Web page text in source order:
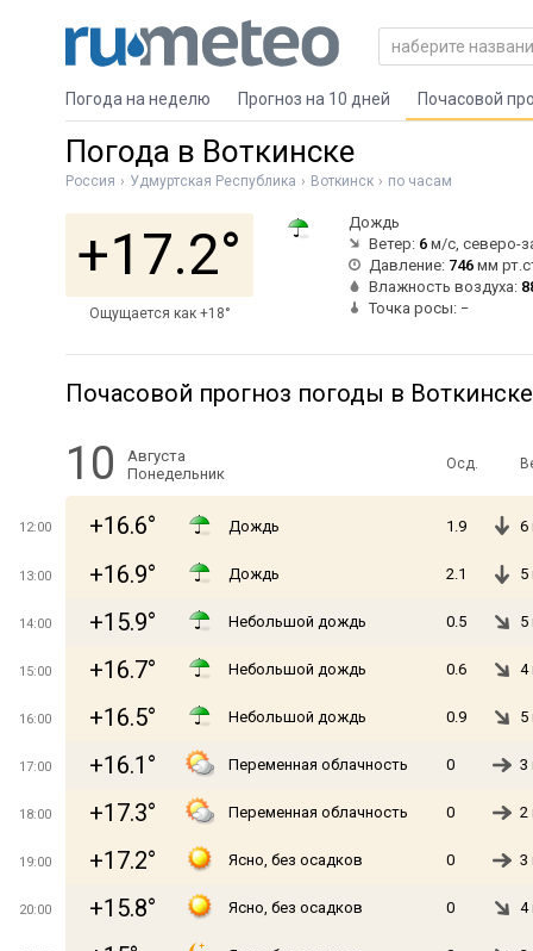
Погода на неделю Прогноз на 10 дней Почасовой
Погода в Воткинске
Россия Удмуртская Республика Воткинск по часам
+17.2°
Ощущается как +18°
Дождь
Ветер: 6 м/с, северо-
Давление: 746 мм
Влажность воздуха:
Точка росы: −
Почасовой прогноз погоды в Воткинске
10
Августа
Понедельник
Осд.
12:00 +16.6° Дождь 1.9 6
13:00 +16.9° Дождь 2.1 5
14:00 +15.9° Небольшой дождь 0.5 5
15:00 +16.7° Небольшой дождь 0.6 4
16:00 +16.5° Небольшой дождь 0.9 5
17:00 +16.1° Переменная облачность 0 3
18:00 +17.3° Переменная облачность 0 2
19:00 +17.2° Ясно, без осадков 0 3
20:00 +15.8° Ясно, без осадков 0 4